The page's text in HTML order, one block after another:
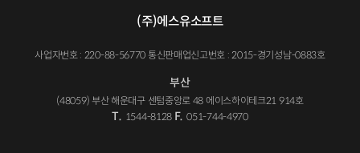
(주)에스유소프트
사업자번호 : 220-88-56770 통신판매업신고번호 : 2015-경기성남-0883호
부산
(48059) 부산 해운대구 센텀중앙로 48 에이스하이테크21 914호
T. 1544-8128 F. 051-744-4970